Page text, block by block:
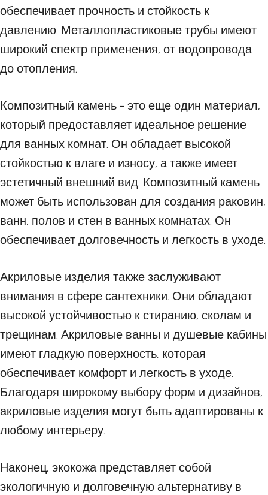
обеспечивает прочность и стойкость к
давлению. Металлопластиковые трубы имеют
широкий спектр применения, от водопровода
до отопления.
Композитный камень - это еще один материал,
который предоставляет идеальное решение
для ванных комнат. Он обладает высокой
стойкостью к влаге и износу, а также имеет
эстетичный внешний вид. Композитный камень
может быть использован для создания раковин,
ванн, полов и стен в ванных комнатах. Он
обеспечивает долговечность и легкость в уходе.
Акриловые изделия также заслуживают
внимания в сфере сантехники. Они обладают
высокой устойчивостью к стиранию, сколам и
трещинам. Акриловые ванны и душевые кабины
имеют гладкую поверхность, которая
обеспечивает комфорт и легкость в уходе.
Благодаря широкому выбору форм и дизайнов,
акриловые изделия могут быть адаптированы к
любому интерьеру.
Наконец, экокожа представляет собой
экологичную и долговечную альтернативу в